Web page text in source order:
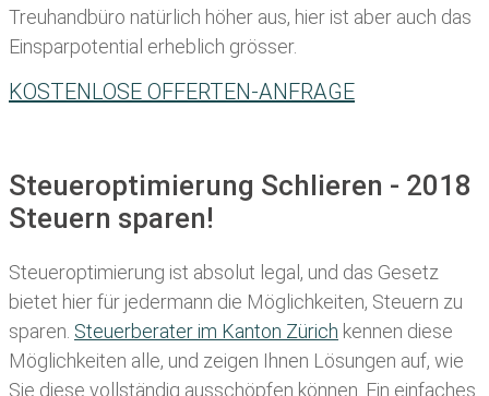
Treuhandbüro natürlich höher aus, hier ist aber auch das
Einsparpotential erheblich grösser.
KOSTENLOSE OFFERTEN-ANFRAGE
Steueroptimierung Schlieren - 2018
Steuern sparen!
Steueroptimierung ist absolut legal, und das Gesetz
bietet hier für jedermann die Möglichkeiten, Steuern zu
sparen. Steuerberater im K anton Zürich kennen diese
Möglichkeiten alle, und zeigen Ihnen Lösungen auf, wie
Sie diese vollständig ausschöpfen können. Ein einfaches